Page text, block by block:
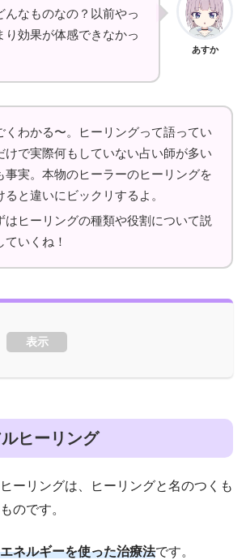
あすか
んなものなの？以前やっ
り効果が体感できなかっ
くわかる〜。ヒーリングって語ってい
けで実際何もしていない占い師が多い
事実。本物のヒーラーのヒーリングを
ると違いにビックリするよ。
はヒーリングの種類や役割について説
ていくね！
表示
ヒーリング
ーリングは、ヒーリングと名のつくも
のです。
ネルギーを使った治療法です。